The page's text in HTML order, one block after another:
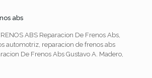
abs
ABS Reparacion De Frenos Abs,
automotriz, reparacion de frenos abs
De Frenos Abs Gustavo A. Madero,